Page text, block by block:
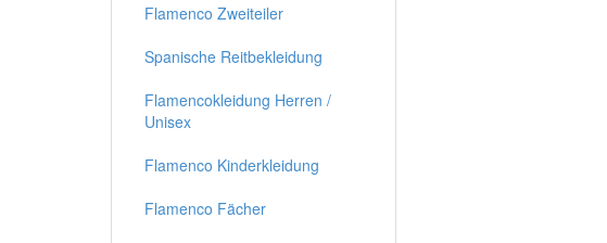
Flamenco Zweiteiler
Spanische Reitbekleidung
Flamencokleidung Herren /
Unisex
Flamenco Kinderkleidung
Flamenco Fächer